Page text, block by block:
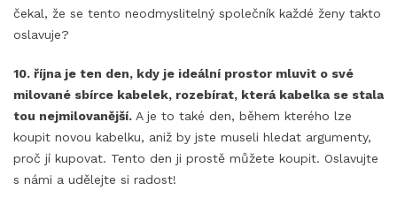
čekal, že se tento neodmyslitelný společník každé ženy takto
oslavuje?
10. října je ten den, kdy je ideální prostor mluvit o své
milované sbírce kabelek, rozebírat, která kabelka se stala
tou nejmilovanější. A je to také den, během kterého lze
koupit novou kabelku, aniž by jste museli hledat argumenty,
proč jí kupovat. Tento den ji prostě můžete koupit. Oslavujte
s námi a udělejte si radost!